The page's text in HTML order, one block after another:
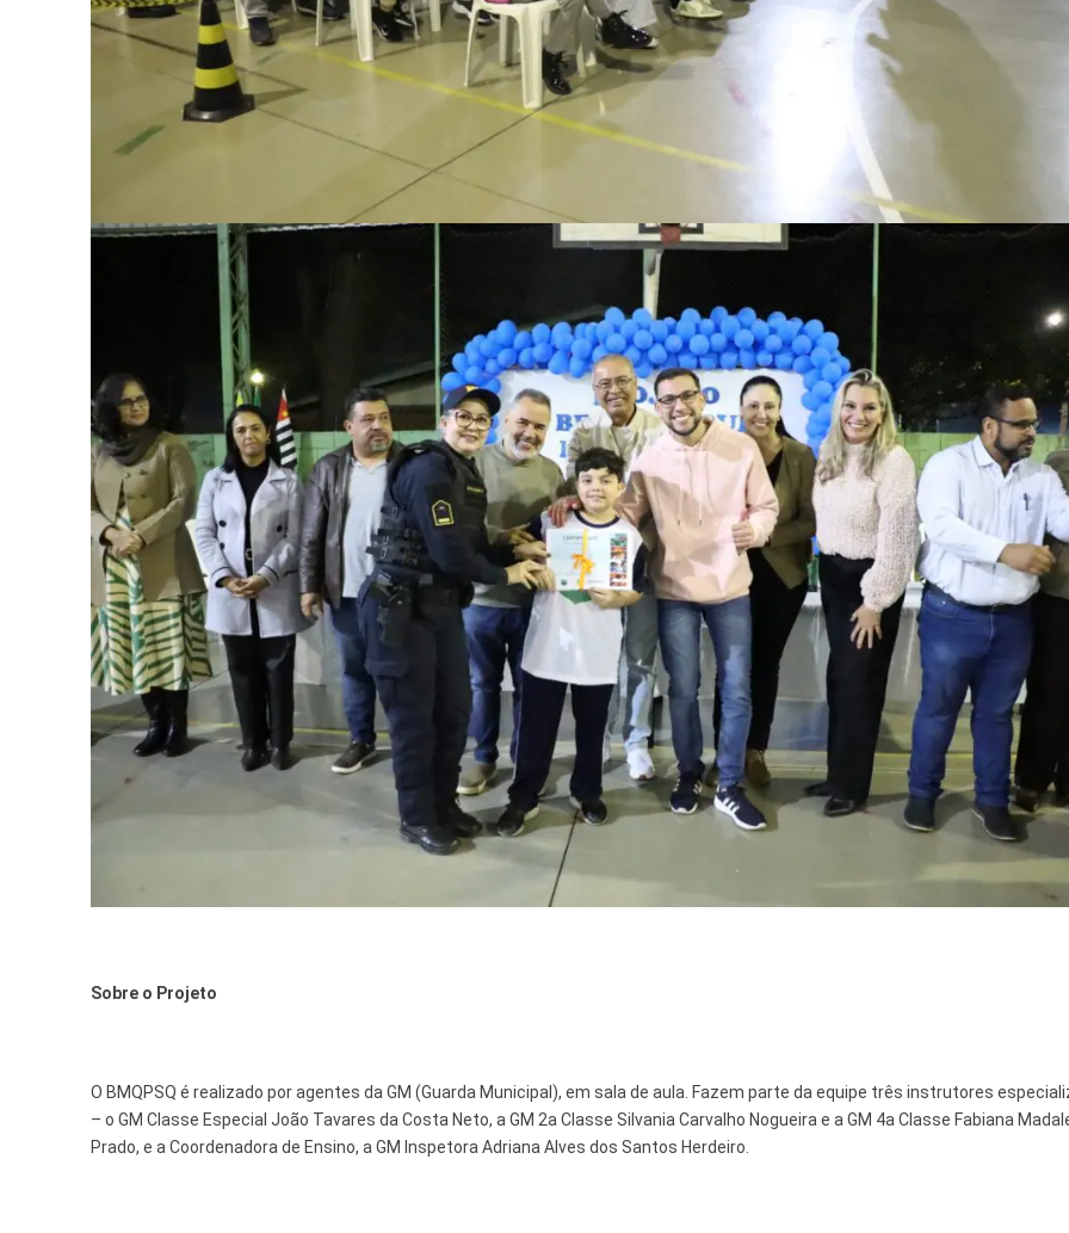
Sobre o Projeto
O BMQPSQ é realizado por agentes da GM (Guarda Municipal), em sala de aula. Fazem parte da equipe três instrutores
– o GM Classe Especial João Tavares da Costa Neto, a GM 2a Classe Silvania Carvalho Nogueira e a GM 4a Classe Fabiana
Prado, e a Coordenadora de Ensino, a GM Inspetora Adriana Alves dos Santos Herdeiro.